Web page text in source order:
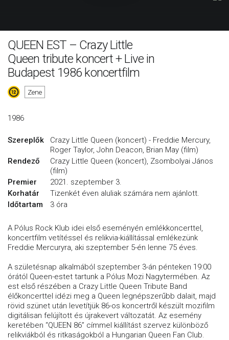
QUEEN EST – Crazy Little
Queen tribute koncert + Live in
Budapest 1986 koncertfilm
Zene
1986
Szereplők
Crazy Little Queen (koncert) - Freddie Mercury,
Roger Taylor, John Deacon, Brian May (film)
Rendező
Crazy Little Queen (koncert), Zsombolyai János
(film)
Premier
2021. szeptember 3.
Korhatár
Tizenkét éven aluliak számára nem ajánlott.
Időtartam
3 óra
A Pólus Rock Klub idei első eseményén emlékkoncerttel,
koncertfilm vetítéssel és relikvia-kiállítással emlékezünk
Freddie Mercuryra, aki szeptember 5-én lenne 75 éves.
A születésnap alkalmából szeptember 3-án pénteken 19:00
órától Queen-estet tartunk a Pólus Mozi Nagytermében. Az
est első részében a Crazy Little Queen Tribute Band
élőkoncerttel idézi meg a Queen legnépszerűbb dalait, majd
rövid szünet után levetítjük 86-os koncertről készült mozifilm
digitálisan felújított és újrakevert változatát. Az esemény
keretében “QUEEN 86” címmel kiállítást szervez különböző
relikviákból és ritkaságokból a Hungarian Queen Fan Club.